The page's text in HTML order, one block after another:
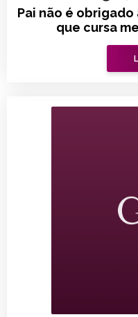
Pai não é
que cursa